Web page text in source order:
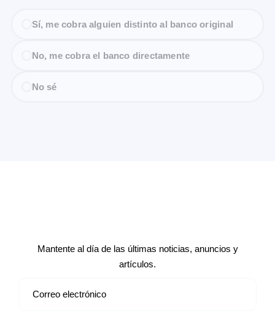
Sí, me cobra alguien distinto al banco original
No, me cobra el banco directamente
No sé
Mantente al día de las últimas noticias, anuncios y
artículos.